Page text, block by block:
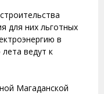
для них льготных
в
ведут к
Магаданской